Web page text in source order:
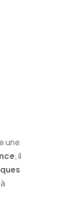
une
, il